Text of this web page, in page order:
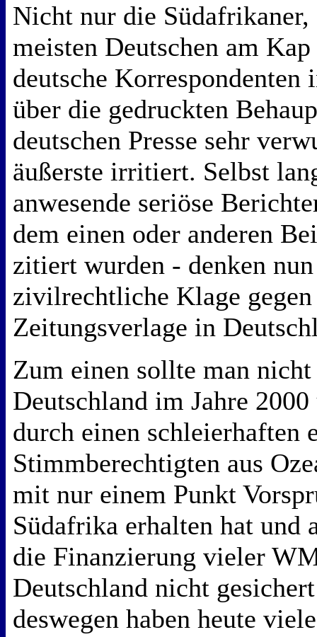
Nicht nur die Südafrikaner,
meisten Deutschen am
deutsche Korrespondenten
über die gedruckten
deutschen Presse sehr
äußerste irritiert. Selbst
anwesende seriöse
dem einen oder anderen
zitiert wurden - denken
zivilrechtliche Klage
Zeitungsverlage in
Zum einen sollte man nicht
Deutschland im Jahre
durch einen schleierhaften
Stimmberechtigten aus
mit nur einem Punkt
Südafrika erhalten hat und
die Finanzierung vieler
Deutschland nicht
deswegen haben heute